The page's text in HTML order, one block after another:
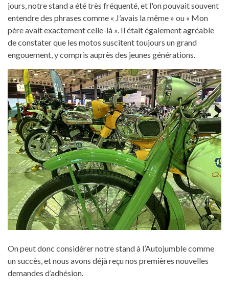
jours, notre stand a été très fréquenté, et l'on pouvait souvent
entendre des phrases comme « J’avais la même » ou « Mon
père avait exactement celle-là ». Il était également agréable
de constater que les motos suscitent toujours un grand
engouement, y compris auprès des jeunes générations.
On peut donc considérer notre stand à l’Autojumble comme
un succès, et nous avons déjà reçu nos premières nouvelles
demandes d’adhésion.